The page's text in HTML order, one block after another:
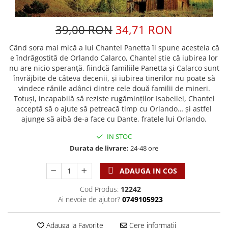
Viata crestina
Rugaciune
Familie
Barbati
Cresterea copiilor
Femei
Relatii
Sexualitate
Instrumente pastorale
Despre biserica
Predici/ Schite de predici
Resurse studiu biblic
Pix plastic
Jocuri
Jurnal de Rugaciune
Limba Engleza
Limba Română
Magneti
Foarte puternici
Ornament
Produse din lemn
Tablouri
Sibiu
Alte suveniruri
Carti postale
Jurnal
Magneti
Suport pahar
Tablouri
Sinaia
Alte suveniruri
Magneti
Suport pahar
39,00 RON 34,71 RON
Când sora mai mică a lui Chantel Panetta îi spune acesteia că
e îndrăgostită de Orlando Calarco, Chantel știe că iubirea lor
nu are nicio speranță, fiindcă familiile Panetta și Calarco sunt
învrăjbite de câteva decenii, și iubirea tinerilor nu poate să
vindece rănile adânci dintre cele două familii de mineri.
Totuși, incapabilă să reziste rugăminților Isabellei, Chantel
acceptă să o ajute să petreacă timp cu Orlando… și astfel
ajunge să aibă de-a face cu Dante, fratele lui Orlando.
IN STOC
Durata de livrare: 24-48 ore
ADAUGA IN COS
Cod Produs: 12242
Ai nevoie de ajutor? 0749105923
Adauga la Favorite Cere informatii